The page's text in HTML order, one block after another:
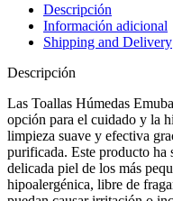
Descripción
Información adicional
Shipping and Delivery
Descripción
Las Toallas Húmedas
opción para el cuidado y la
limpieza suave y efectiva
purificada. Este producto ha
delicada piel de los más
hipoalergénica, libre de